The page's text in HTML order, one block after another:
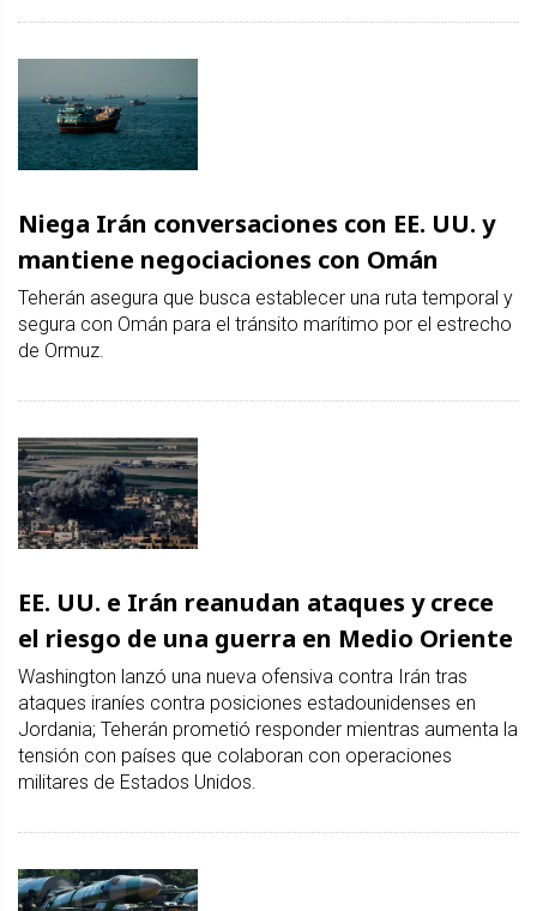
Niega Irán conversaciones con EE. UU. y
mantiene negociaciones con Omán
Teherán asegura que busca establecer una ruta temporal y
segura con Omán para el tránsito marítimo por el estrecho
de Ormuz.
EE. UU. e Irán reanudan ataques y crece
el riesgo de una guerra en Medio Oriente
Washington lanzó una nueva ofensiva contra Irán tras
ataques iraníes contra posiciones estadounidenses en
Jordania; Teherán prometió responder mientras aumenta la
tensión con países que colaboran con operaciones
militares de Estados Unidos.